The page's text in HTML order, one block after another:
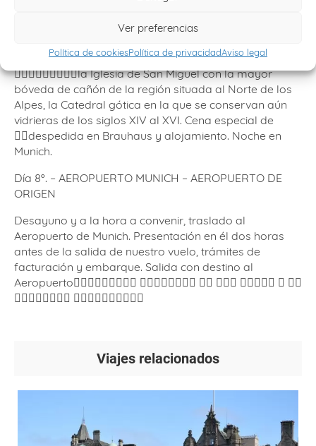
Ver preferencias
Política de cookiesPolítica de privacidadAviso legal
Munich, llegada y visita panorámica de la ciudad; el
de Glockenspiel, la ciudad olímpica y􏰊􏰋􏰁􏰏􏰆􏰏
􏰥􏰍􏰜􏰎􏰈􏰋􏰊􏰆􏰝la Iglesia de San Miguel con la mayor
bóveda de cañón de la región situada al Norte de los
Alpes, la Catedral gótica en la que se conservan aún
vidrieras de los siglos XIV al XVI. Cena especial de
􏰏􏰂despedida en Brauhaus y alojamiento. Noche en
Munich.
Día 8º. – AEROPUERTO MUNICH – AEROPUERTO DE
ORIGEN
Desayuno y a la hora a convenir, traslado al
Aeropuerto de Munich. Presentación en él dos horas
antes de la salida de nuestro vuelo, trámites de
facturación y embarque. Salida con destino al
Aeropuerto􏰏􏰂􏰥􏰅􏰋􏰚􏰂􏰀􏰒 􏰪􏰍􏰂􏰚􏰆􏰏􏰆􏰝 􏰔􏰀 􏰏􏰂􏰍 􏰐􏰋􏰆􏰑􏰂 􏰙 􏰏􏰂
􏰀􏰁􏰂􏰃􏰄􏰅􏰉􏰃 􏰃􏰂􏰅􏰐􏰋􏰊􏰋􏰉􏰃􏰒
Viajes relacionados